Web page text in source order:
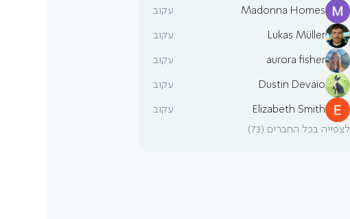
Madonna Homes
עקוב
Lukas Müller עקוב
aurora fisher עקוב
Dustin Devaio עקוב
Elizabeth Smith
עקוב
לצפייה בכל החברים (73)